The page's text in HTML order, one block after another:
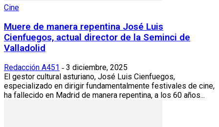
Cine
Muere de manera repentina José Luis
Cienfuegos, actual director de la Seminci de
Valladolid
Redacción A451 - 3 diciembre, 2025
El gestor cultural asturiano, José Luis Cienfuegos,
especializado en dirigir fundamentalmente festivales de cine,
ha fallecido en Madrid de manera repentina, a los 60 años...